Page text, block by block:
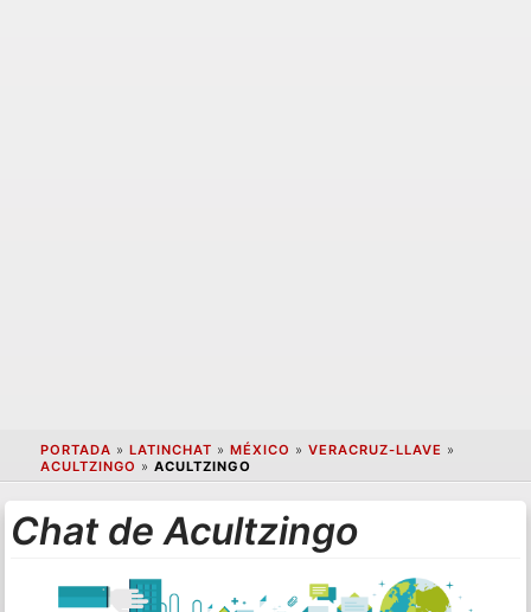
PORTADA » LATINCHAT » MÉXICO » VERACRUZ-LLAVE »
ACULTZINGO » ACULTZINGO
Chat de Acultzingo